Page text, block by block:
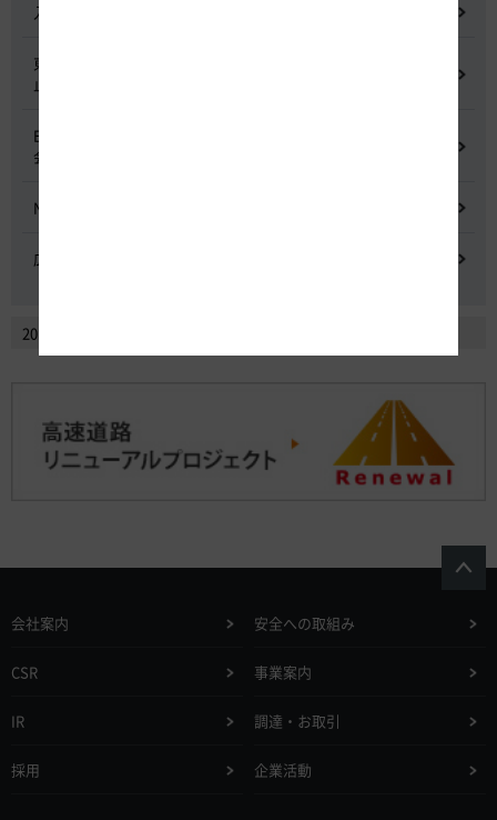
入札に係る不正行為に関する調査及び再発防止のための委員会
東名高速道路 中吉田高架橋 塗装塗替え工事による火災事故再発防
止委員会
E20 中央道を跨ぐ橋梁の耐震補強工事施工不良に関する調査委員
会
NEXCO中日本における降雪時の対応に関する検討会
広域的なETCシステム障害発生時の危機管理検討委員会
2014年2月以前のニュースリリースを見る
会社案内 安全への取組み
CSR 事業案内
IR 調達・お取引
採用 企業活動